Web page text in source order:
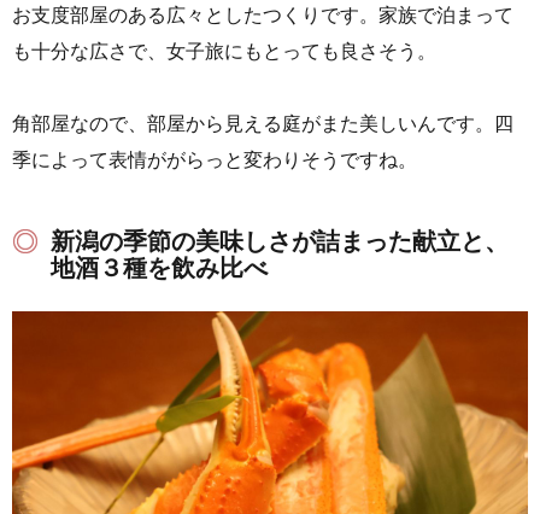
お支度部屋のある広々としたつくりです。家族で泊まって
も十分な広さで、女子旅にもとっても良さそう。
角部屋なので、部屋から見える庭がまた美しいんです。四
季によって表情ががらっと変わりそうですね。
新潟の季節の美味しさが詰まった献立と、
地酒３種を飲み比べ